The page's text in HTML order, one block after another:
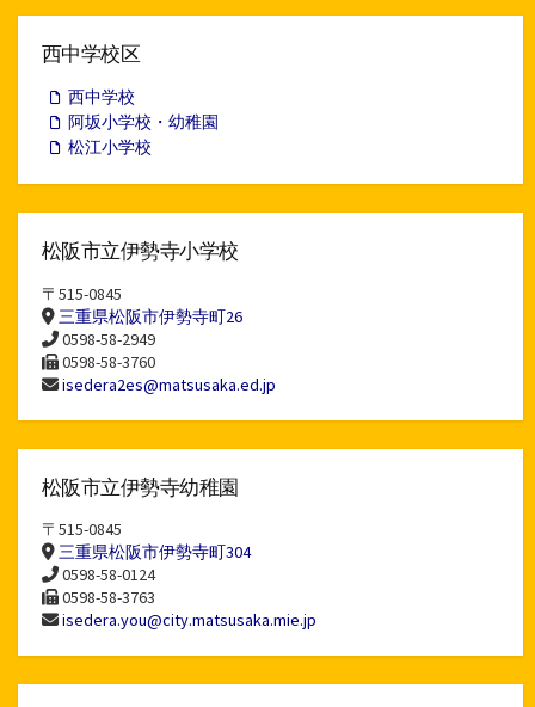
イ
西中学校区
西中学校
阿坂小学校・幼稚園
松江小学校
松阪市立伊勢寺小学校
〒515-0845
三重県松阪市伊勢寺町26
0598-58-2949
0598-58-3760
isedera2es@matsusaka.ed.jp
松阪市立伊勢寺幼稚園
〒515-0845
三重県松阪市伊勢寺町304
0598-58-0124
0598-58-3763
isedera.you@city.matsusaka.mie.jp